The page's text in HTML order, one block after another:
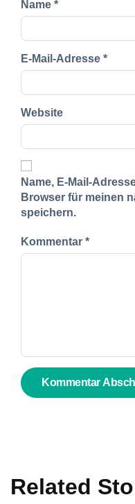
Name *
E-Mail-Adresse *
Website
Name, E-Mail-
Browser für meinen
speichern.
Kommentar *
Related